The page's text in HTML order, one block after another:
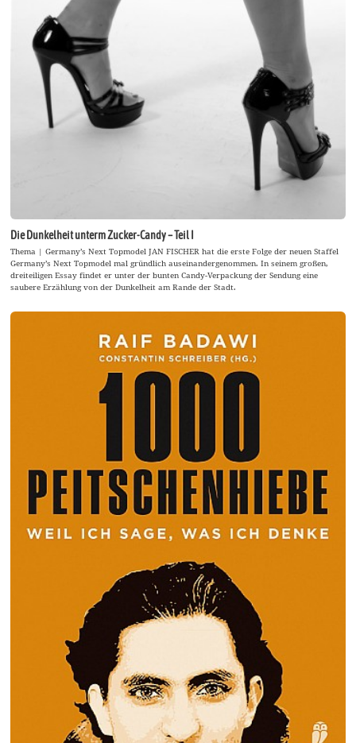
Die Dunkelheit unterm Zucker-Candy – Teil I
Thema | Germany’s Next Topmodel JAN FISCHER hat die erste Folge der neuen Staffel
Germany’s Next Topmodel mal gründlich auseinandergenommen. In seinem großen,
dreiteiligen Essay findet er unter der bunten Candy-Verpackung der Sendung eine
saubere Erzählung von der Dunkelheit am Rande der Stadt.